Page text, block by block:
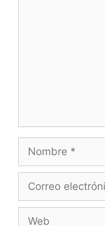
Nombre
Correo
Web